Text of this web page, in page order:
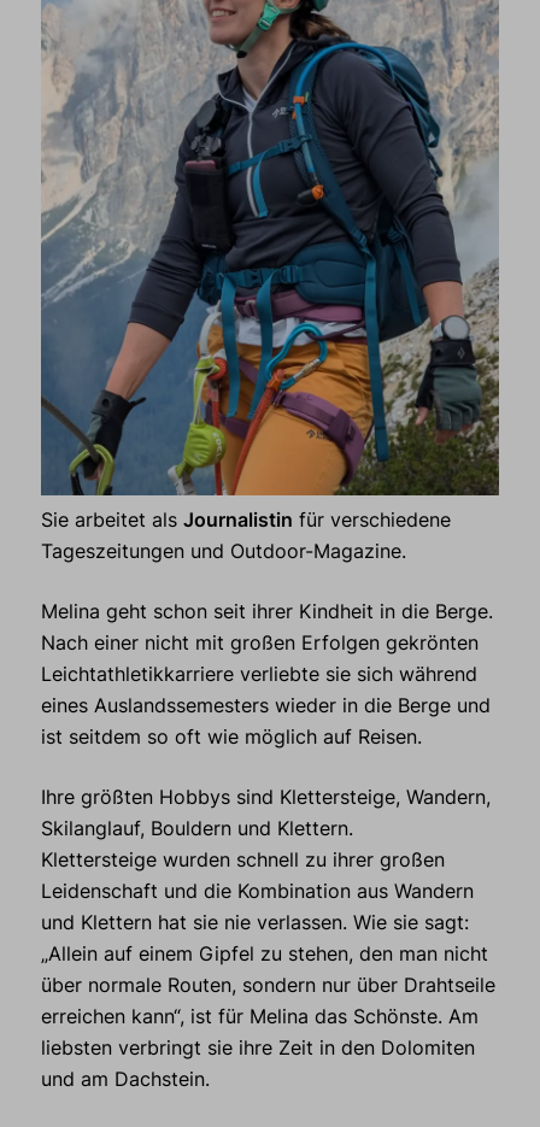
Sie arbeitet alsJournalistin für verschiedene
Tageszeitungen und Outdoor-Magazine.
Melina geht schon seit ihrer Kindheit in die Berge.
Nach einer nicht mit großen Erfolgen gekrönten
Leichtathletikkarriere verliebte sie sich während
eines Auslandssemesters wieder in die Berge und
ist seitdem so oft wie möglich auf Reisen.
Ihre größten Hobbys sind Klettersteige, Wandern,
Skilanglauf, Bouldern und Klettern.
Klettersteige wurden schnell zu ihrer großen
Leidenschaft und die Kombination aus Wandern
und Klettern hat sie nie verlassen. Wie sie sagt:
„Allein auf einem Gipfel zu stehen, den man nicht
über normale Routen, sondern nur über Drahtseile
erreichen kann“, ist für Melina das Schönste. Am
liebsten verbringt sie ihre Zeit in den Dolomiten
und am Dachstein.